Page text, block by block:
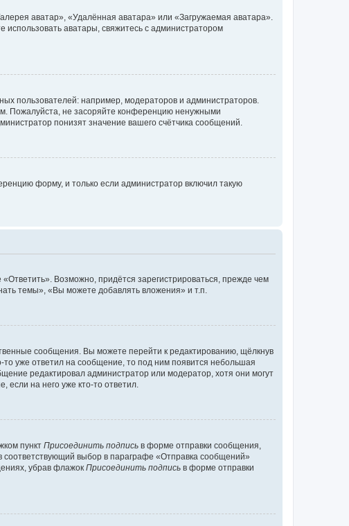
аватар», «Удалённая аватара» или «Загружаемая аватара».
использовать аватары, свяжитесь с администратором
пользователей: например, модераторов и администраторов.
Пожалуйста, не засоряйте конференцию ненужными
понизят значение вашего счётчика сообщений.
форму, и только если администратор включил такую
Возможно, придётся зарегистрироваться, прежде чем
темы», «Вы можете добавлять вложения» и т.п.
сообщения. Вы можете перейти к редактированию, щёлкнув
то уже ответил на сообщение, то под ним появится небольшая
редактировал администратор или модератор, хотя они могут
на него уже кто-то ответил.
пункт Присоединить подпись в форме отправки сообщения,
выбор в параграфе «Отправка сообщений»
убрав флажок Присоединить подпись в форме отправки